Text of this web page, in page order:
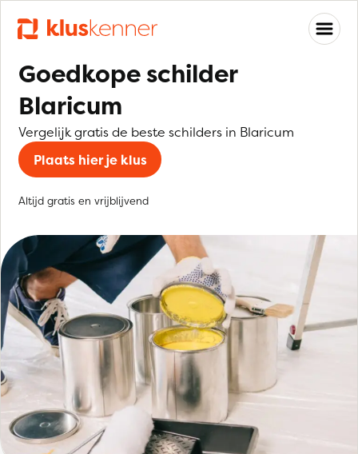
Goedkope schilder
Blaricum
Vergelijk gratis de beste schilders in Blaricum
Plaats hier je klus
Altijd gratis en vrijblijvend